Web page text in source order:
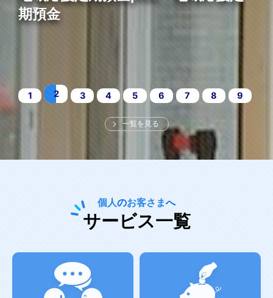
期預金
1 2 3 4 5 6 7 8 9
一覧を見る
個人のお客さまへ
サービス一覧